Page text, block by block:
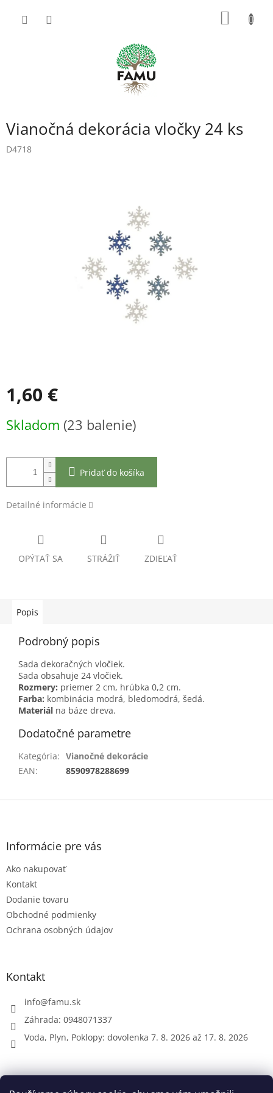
Vianočná dekorácia vločky 24 ks
D4718
1,60 €
cena:
Skladom (23 balenie)
Pridať do košíka
Detailné informácie
OPÝTAŤ SA STRÁŽIŤ ZDIEĽAŤ
Popis
Podrobný popis
Sada dekoračných vločiek.
Sada obsahuje 24 vločiek.
Rozmery: priemer 2 cm, hrúbka 0,2 cm.
Farba: kombinácia modrá, bledomodrá, šedá.
Materiál na báze dreva.
Dodatočné parametre
Kategória: Vianočné dekorácie
EAN: 8590978288699
Z
Informácie pre vás
Ako nakupovať
Kontakt
Dodanie tovaru
Obchodné podmienky
Ochrana osobných údajov
Kontakt
info@famu.sk
Záhrada: 0948071337
Voda, Plyn, Poklopy: dovolenka 7. 8. 2026 až 17. 8. 2026